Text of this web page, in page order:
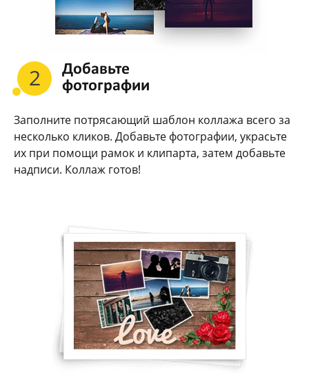
2
Добавьте
фотографии
Заполните потрясающий шаблон коллажа всего за
несколько кликов. Добавьте фотографии, украсьте
их при помощи рамок и клипарта, затем добавьте
надписи. Коллаж готов!